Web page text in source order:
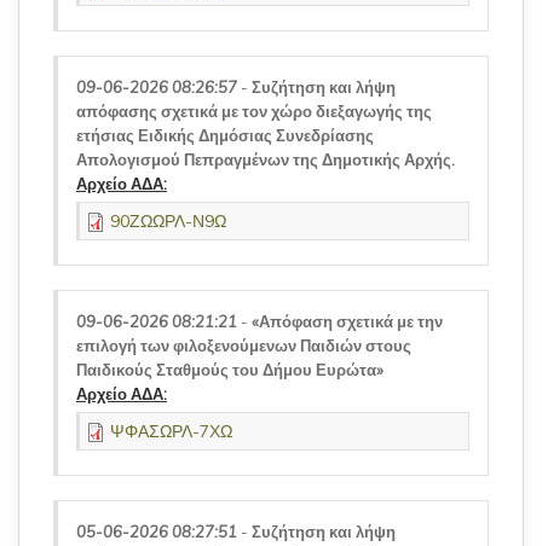
09-06-2026 08:26:57 - Συζήτηση και λήψη
απόφασης σχετικά με τον χώρο διεξαγωγής της
ετήσιας Ειδικής Δημόσιας Συνεδρίασης
Απολογισμού Πεπραγμένων της Δημοτικής Αρχής.
Αρχείο ΑΔΑ:
90ΖΩΩΡΛ-Ν9Ω
09-06-2026 08:21:21 - «Απόφαση σχετικά με την
επιλογή των φιλοξενούμενων Παιδιών στους
Παιδικούς Σταθμούς του Δήμου Ευρώτα»
Αρχείο ΑΔΑ:
ΨΦΑΣΩΡΛ-7ΧΩ
05-06-2026 08:27:51 - Συζήτηση και λήψη